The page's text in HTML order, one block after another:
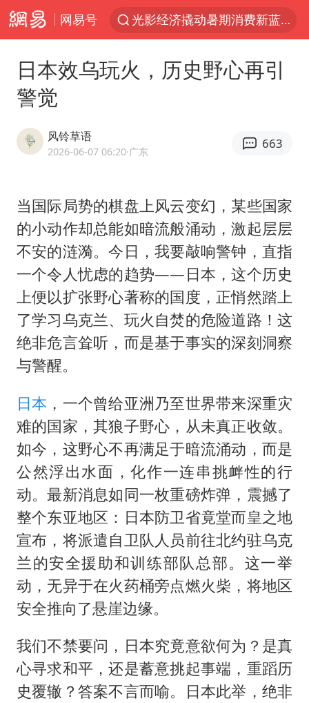
网易号
光影经济撬动暑期消费新蓝海
情侣平潭拍日出坠崖1死1伤
黄金牛市回来了吗
《欢迎来龙餐馆》口碑
茅台部分直营店飞天茅台提价
白海豚将正面袭击贯穿浙江
酒店回应车内过夜被收150元
杭州全市有序停课
“不怕六爷挂得多 就怕六爷挂一颗”
微信又有新功能，你可以“撤回”你的撤回了！
乐享全民健身 共筑健康中国
日本效乌玩火，历史野心再引
警觉
风铃草语
2026-06-07 06:20·广东
663
当国际局势的棋盘上风云变幻，某些国家
的小动作却总能如暗流般涌动，激起层层
不安的涟漪。今日，我要敲响警钟，直指
一个令人忧虑的趋势——日本，这个历史
上便以扩张野心著称的国度，正悄然踏上
了学习乌克兰、玩火自焚的危险道路！这
绝非危言耸听，而是基于事实的深刻洞察
与警醒。
日本 ，一个曾给亚洲乃至世界带来深重灾
难的国家，其狼子野心，从未真正收敛。
如今，这野心不再满足于暗流涌动，而是
公然浮出水面，化作一连串挑衅性的行
动。最新消息如同一枚重磅炸弹，震撼了
整个东亚地区：日本防卫省竟堂而皇之地
宣布，将派遣自卫队人员前往北约驻乌克
兰的安全援助和训练部队总部。这一举
动，无异于在火药桶旁点燃火柴，将地区
安全推向了悬崖边缘。
我们不禁要问，日本究竟意欲何为？是真
心寻求和平，还是蓄意挑起事端，重蹈历
史覆辙？答案不言而喻。日本此举，绝非